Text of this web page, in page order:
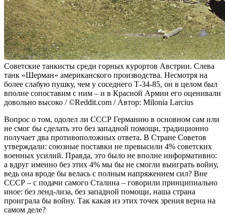
Советские танкисты среди горных курортов Австрии. Слева
танк «Шерман» американского производства. Несмотря на
более слабую пушку, чем у соседнего Т-34-85, он в целом был
вполне сопоставим с ним – и в Красной Армии его оценивали
довольно высоко / ©Reddit.com / Автор: Milonia Larcius
Вопрос о том, одолел ли СССР Германию в основном сам или
не смог бы сделать это без западной помощи, традиционно
получает два противоположных ответа. В Стране Советов
утверждали: союзные поставки не превысили 4% советских
военных усилий. Правда, это было не вполне информативно:
а вдруг именно без этих 4% мы бы не смогли выиграть войну,
ведь она вроде бы велась с полным напряжением сил? Вне
СССР – с подачи самого Сталина – говорили принципиально
иное: без ленд-лиза, без западной помощи, наша страна
проиграла бы войну. Так какая из этих точек зрения верна на
самом деле?